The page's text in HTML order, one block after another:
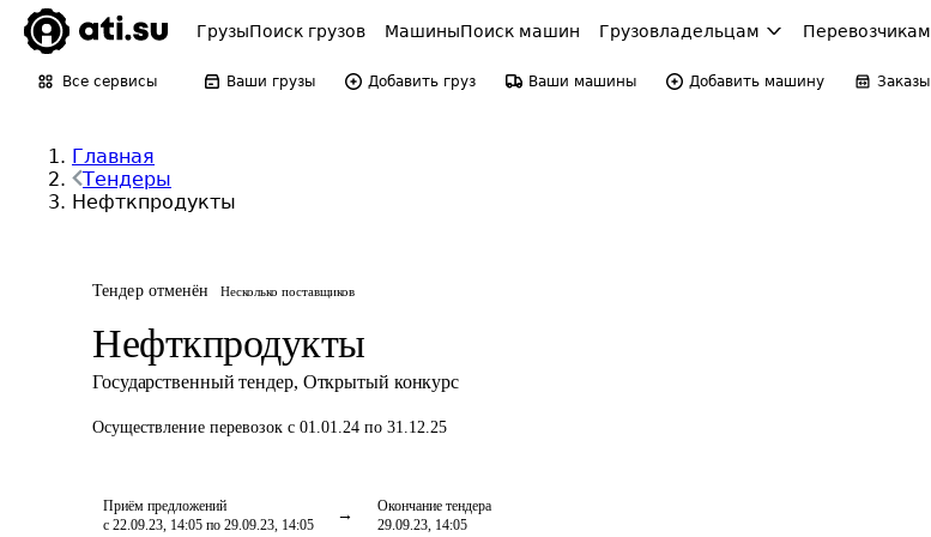
ГрузыПоиск грузов МашиныПоиск машин Грузовладельцам Перевозчикам
Все сервисы Ваши грузы Добавить груз Ваши машины Добавить машину Заказы
Главная
Тендеры
Нефткпродукты
Тендер отменён Несколько поставщиков
Нефткпродукты
Государственный тендер, Открытый конкурс
Осуществление перевозок с 01.01.24 по 31.12.25
Приём предложений
с 22.09.23, 14:05 по 29.09.23, 14:05
Окончание тендера
29.09.23, 14:05